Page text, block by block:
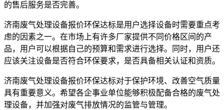
的售后服务是否完善。
济南废气处理设备报价环保达标是用户选择设备时需要重点考
虑的因素之一。在市场上有许多厂家提供不同价格区间的产
品，用户可以根据自己的预算和需求进行选择。同时，用户还
应该关注设备是否符合环保要求，是否具备相关认证和资质。
济南废气处理设备报价环保达标对于保护环境、改善空气质量
具有重要意义。希望各企事业单位能够积极配备合格的废气处
理设备，并加强对废气排放情况的监管与管理。